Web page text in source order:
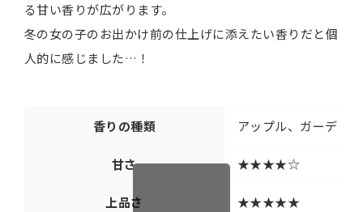
る甘い香りが広がります。
冬の女の子のお出かけ前の仕上げに添えたい香りだと個
人的に感じました…！
香りの種類 アップル、ガーデニ
甘さ ★★★★☆
上品さ ★★★★★